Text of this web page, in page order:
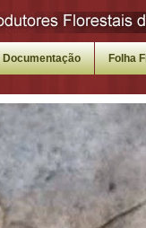
Documentação Folha